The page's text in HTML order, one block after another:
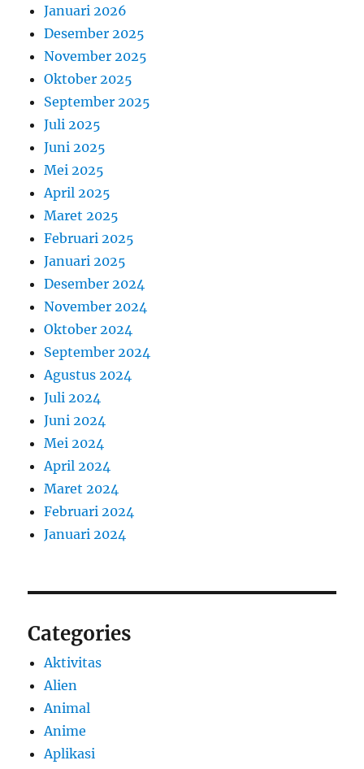
Januari 2026
Desember 2025
November 2025
Oktober 2025
September 2025
Juli 2025
Juni 2025
Mei 2025
April 2025
Maret 2025
Februari 2025
Januari 2025
Desember 2024
November 2024
Oktober 2024
September 2024
Agustus 2024
Juli 2024
Juni 2024
Mei 2024
April 2024
Maret 2024
Februari 2024
Januari 2024
Categories
Aktivitas
Alien
Animal
Anime
Aplikasi